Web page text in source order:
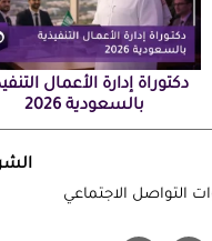
دكتوراة إدارة الأعمال
بالسعودية 2026
التواصل الاجتماعي